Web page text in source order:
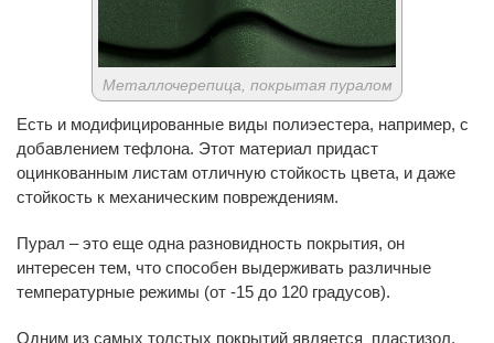
Металлочерепица, покрытая пуралом
Есть и модифицированные виды полиэестера, например, с
добавлением тефлона. Этот материал придаст
оцинкованным листам отличную стойкость цвета, и даже
стойкость к механическим повреждениям.
Пурал – это еще одна разновидность покрытия, он
интересен тем, что способен выдерживать различные
температурные режимы (от -15 до 120 градусов).
Одним из самых толстых покрытий является пластизол.